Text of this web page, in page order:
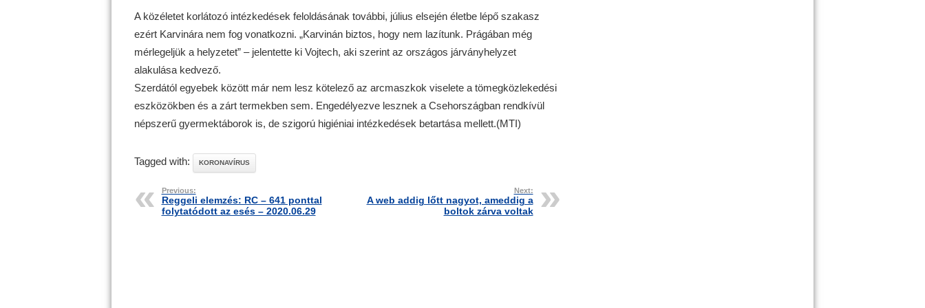
A közéletet korlátozó intézkedések feloldásának további, július elsején életbe lépő szakasz
ezért Karvinára nem fog vonatkozni. „Karvinán biztos, hogy nem lazítunk. Prágában még
mérlegeljük a helyzetet” – jelentette ki Vojtech, aki szerint az országos járványhelyzet
alakulása kedvező.
Szerdától egyebek között már nem lesz kötelező az arcmaszkok viselete a tömegközlekedési
eszközökben és a zárt termekben sem. Engedélyezve lesznek a Csehországban rendkívül
népszerű gyermektáborok is, de szigorú higiéniai intézkedések betartása mellett.(MTI)
Tagged with: KORONAVÍRUS
Previous:
Reggeli elemzés: RC – 641 ponttal
folytatódott az esés – 2020.06.29
Next:
A web addig lőtt nagyot, ameddig a
boltok zárva voltak